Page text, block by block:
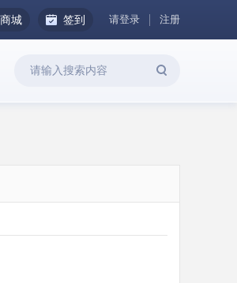
商城 签到 请登录 注册